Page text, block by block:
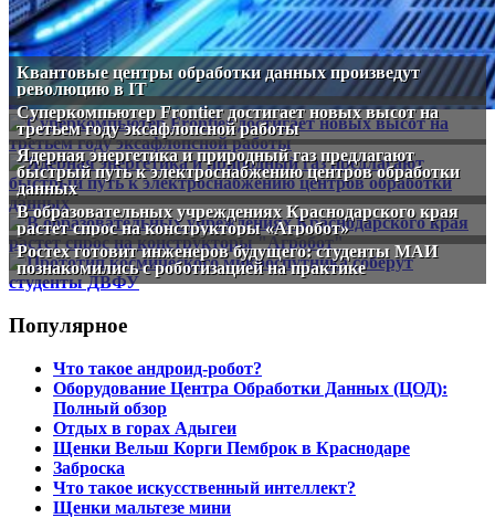
Квантовые центры обработки данных произведут
революцию в IT
Суперкомпьютер Frontier достигает новых высот на
третьем году эксафлопсной работы
Ядерная энергетика и природный газ предлагают
быстрый путь к электроснабжению центров обработки
данных
В образовательных учреждениях Краснодарского края
растет спрос на конструкторы «Агробот»
Ростех готовит инженеров будущего: студенты МАИ
познакомились с роботизацией на практике
Популярное
Что такое андроид-робот?
Оборудование Центра Обработки Данных (ЦОД):
Полный обзор
Отдых в горах Адыгеи
Щенки Вельш Корги Пемброк в Краснодаре
Заброска
Что такое искусственный интеллект?
Щенки мальтезе мини